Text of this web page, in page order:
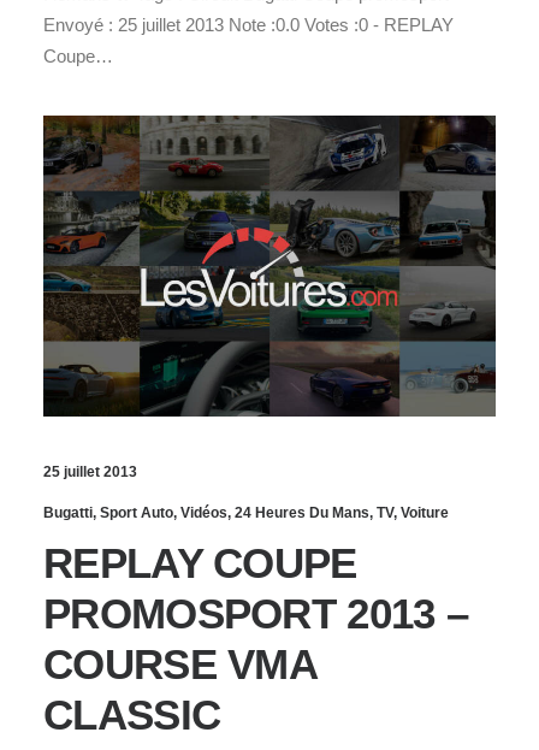
Envoyé : 25 juillet 2013 Note :0.0 Votes :0 - REPLAY
Coupe…
25 juillet 2013
Bugatti, Sport Auto, Vidéos, 24 Heures Du Mans, TV, Voiture
REPLAY COUPE
PROMOSPORT 2013 –
COURSE VMA
CLASSIC